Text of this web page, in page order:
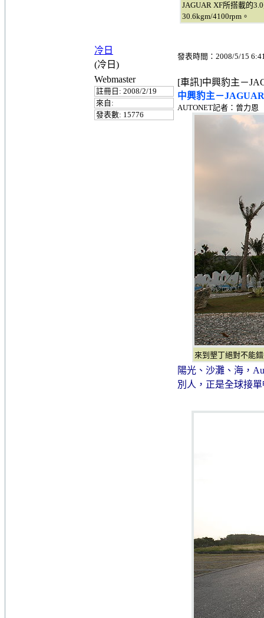
JAGUAR XF所搭載的
30.6kgm/4100rpm。
冷日
(冷日)
發表時間：2008/5/15
Webmaster
註冊日: 2008/2/19
來自:
發表數: 15776
[車訊]中興豹主－
中興豹主－
AUTONET記者：曾力恩
來到墾丁絕對不能
陽光、沙灘、海，
別人，正是全球接